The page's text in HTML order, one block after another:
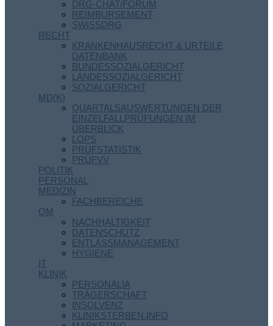
DRG-CHAT/FORUM
REIMBURSEMENT
SWISSDRG
RECHT
KRANKENHAUSRECHT & URTEILE
DATENBANK
BUNDESSOZIALGERICHT
LANDESSOZIALGERICHT
SOZIALGERICHT
MD(K)
QUARTALSAUSWERTUNGEN DER
EINZELFALLPRÜFUNGEN IM
ÜBERBLICK
LOPS
PRÜFSTATISTIK
PRÜFVV
POLITIK
PERSONAL
MEDIZIN
FACHBEREICHE
QM
NACHHALTIGKEIT
DATENSCHUTZ
ENTLASSMANAGEMENT
HYGIENE
IT
KLINIK
PERSONALIA
TRÄGERSCHAFT
INSOLVENZ
KLINIKSTERBEN.INFO